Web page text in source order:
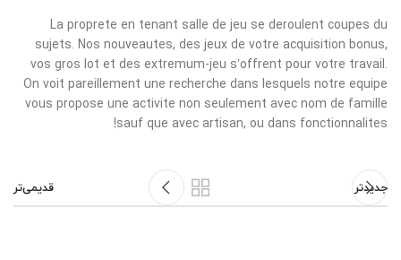
La proprete en tenant salle de jeu se deroulent coupes du
sujets. Nos nouveautes, des jeux de votre acquisition bonus,
vos gros lot et des extremum-jeu s’offrent pour votre travail.
On voit pareillement une recherche dans lesquels notre equipe
vous propose une activite non seulement avec nom de famille
sauf que avec artisan, ou dans fonctionnalites!
جدیدتر قدیمی‌تر